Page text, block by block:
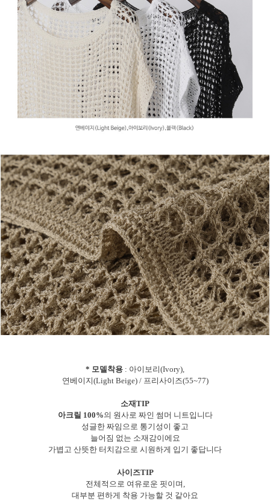
* 모델착용 : 아이보리(Ivory),
연베이지(Light Beige) / 프리사이즈(55~77)
소재TIP
아크릴 100%의 원사로 짜인 썸머 니트입니다
성글한 짜임으로 통기성이 좋고
늘어짐 없는 소재감이에요
가볍고 산뜻한 터치감으로 시원하게 입기 좋답니다
사이즈TIP
전체적으로 여유로운 핏이며,
대부분 편하게 착용 가능할 것 같아요